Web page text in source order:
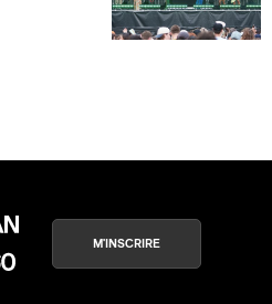
M'INSCRIRE